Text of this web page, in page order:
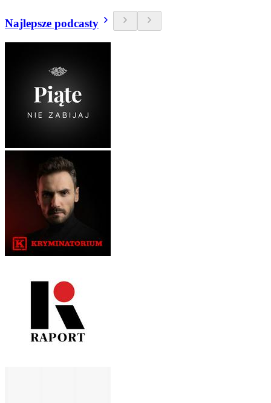
Najlepsze podcasty